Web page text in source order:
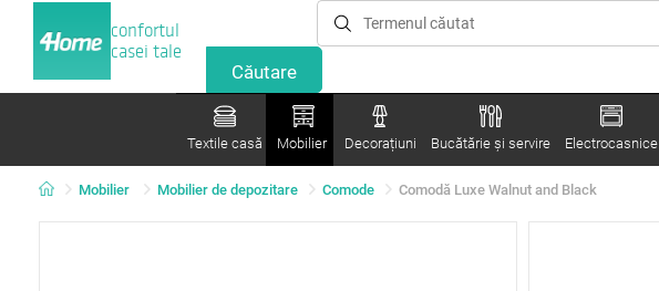
confortul
casei tale
Textile casă Mobilier Decorațiuni Bucătărie și servire Electrocasnice
Mobilier Mobilier de depozitare Comode Comodă Luxe Walnut and Black